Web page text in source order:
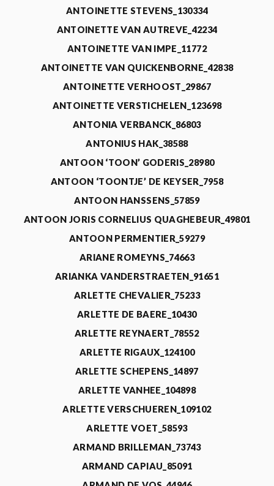
ANTOINETTE STEVENS_130334
ANTOINETTE VAN AUTREVE_42234
ANTOINETTE VAN IMPE_11772
ANTOINETTE VAN QUICKENBORNE_42838
ANTOINETTE VERHOOST_29867
ANTOINETTE VERSTICHELEN_123698
ANTONIA VERBANCK_86803
ANTONIUS HAK_38588
ANTOON ‘TOON’ GODERIS_28980
ANTOON ‘TOONTJE’ DE KEYSER_7958
ANTOON HANSSENS_57859
ANTOON JORIS CORNELIUS QUAGHEBEUR_49801
ANTOON PERMENTIER_59279
ARIANE ROMEYNS_74663
ARIANKA VANDERSTRAETEN_91651
ARLETTE CHEVALIER_75233
ARLETTE DE BAERE_10430
ARLETTE REYNAERT_78552
ARLETTE RIGAUX_124100
ARLETTE SCHEPENS_14897
ARLETTE VANHEE_104898
ARLETTE VERSCHUEREN_109102
ARLETTE VOET_58593
ARMAND BRILLEMAN_73743
ARMAND CAPIAU_85091